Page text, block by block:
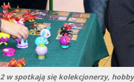
w spotkają się kolekcjonerzy,